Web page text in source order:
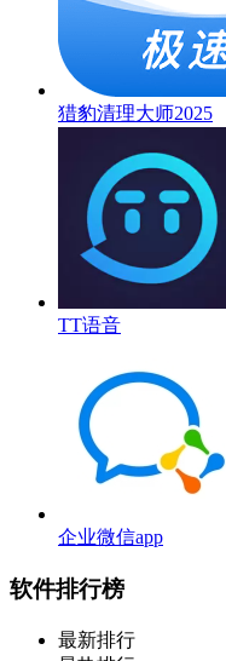
猎豹清理大师2025
TT语音
企业微信app
软件排行榜
最新排行